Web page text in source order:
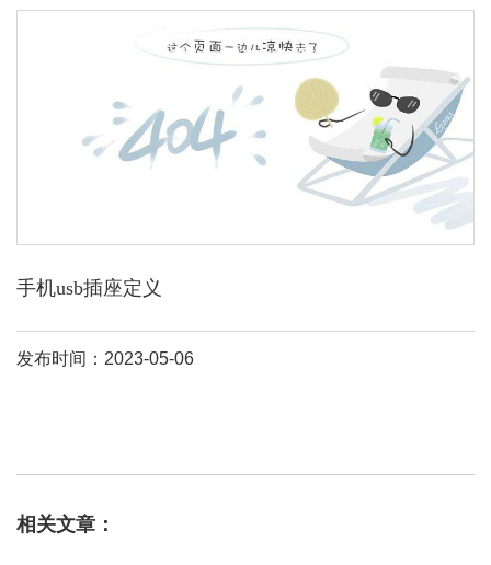
手机usb插座定义
发布时间：2023-05-06
了很多的便利，智能手机、智能电脑的发明不但使得我们的生活十
相关文章：